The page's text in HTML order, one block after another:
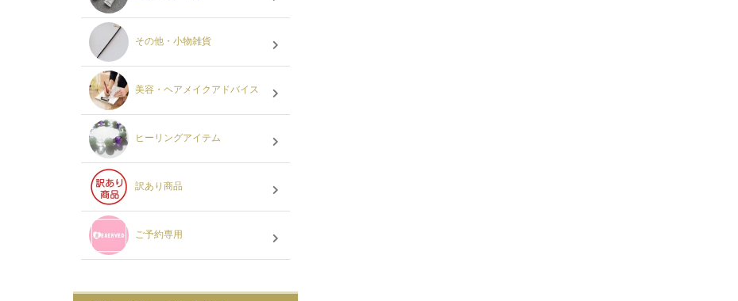
その他・小物雑貨
美容・ヘアメイクアドバイス
ヒーリングアイテム
訳あり商品
ご予約専用